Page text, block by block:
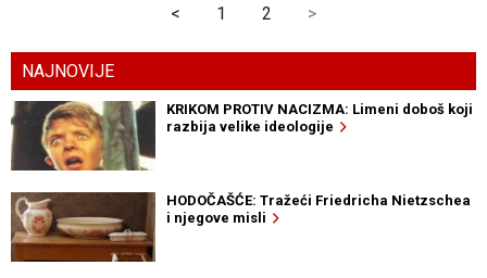
< 1 2 >
NAJNOVIJE
KRIKOM PROTIV NACIZMA: Limeni doboš koji
razbija velike ideologije
HODOČAŠĆE: Tražeći Friedricha Nietzschea
i njegove misli